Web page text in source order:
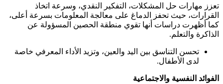
تعزز مهارات حل المشكلات، التفكير النقدي، وسرعة اتخاذ
القرارات، حيث تحفز الدماغ على معالجة المعلومات بسرعة أعلى،
كما أظهرت دراسات أنها تقوي منطقة الحصين المسؤولة عن
الذاكرة والتعلم.​
تحسن التناسق بين اليد والعين، وتزيد الأداء المعرفي خاصة
لدى الأطفال.​
الفوائد النفسية والاجتماعية